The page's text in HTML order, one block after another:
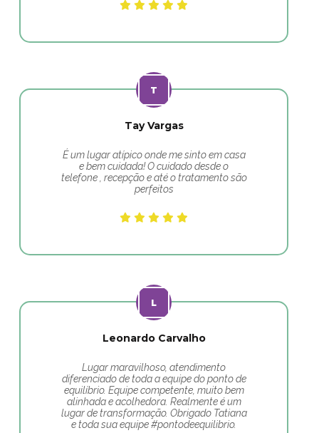
Tay Vargas
É um lugar atípico onde me sinto em casa
e bem cuidada! O cuidado desde o
telefone , recepção e até o tratamento são
perfeitos
Leonardo Carvalho
Lugar maravilhoso, atendimento
diferenciado de toda a equipe do ponto de
equilíbrio. Equipe competente, muito bem
alinhada e acolhedora. Realmente é um
lugar de transformação. Obrigado Tatiana
e toda sua equipe #pontodeequilibrio.